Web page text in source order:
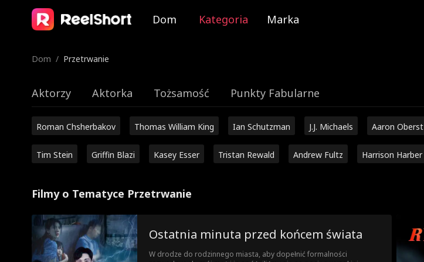
Dom Kategoria Marka
Dom / Przetrwanie
Aktorzy Aktorka Tożsamość Punkty Fabularne
Roman Chsherbakov Thomas William King Ian Schutzman J.J. Michaels Aaron Oberst
Tim Stein Griffin Blazi Kasey Esser Tristan Rewald Andrew Fultz Harrison Harber
Filmy o Tematyce Przetrwanie
Ostatnia minuta przed końcem świata
W drodze do rodzinnego miasta, aby dopełnić formalności